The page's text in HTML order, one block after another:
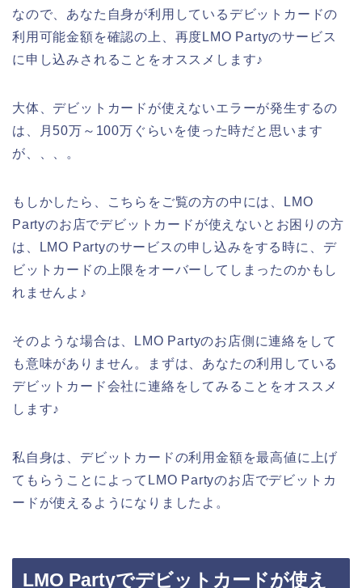
なので、あなた自身が利用しているデビットカードの
利用可能金額を確認の上、再度LMO Partyのサービス
に申し込みされることをオススメします♪
大体、デビットカードが使えないエラーが発生するの
は、月50万～100万ぐらいを使った時だと思います
が、、、。
もしかしたら、こちらをご覧の方の中には、LMO
Partyのお店でデビットカードが使えないとお困りの方
は、LMO Partyのサービスの申し込みをする時に、デ
ビットカードの上限をオーバーしてしまったのかもし
れませんよ♪
そのような場合は、LMO Partyのお店側に連絡をして
も意味がありません。まずは、あなたの利用している
デビットカード会社に連絡をしてみることをオススメ
します♪
私自身は、デビットカードの利用金額を最高値に上げ
てもらうことによってLMO Partyのお店でデビットカ
ードが使えるようになりましたよ。
LMO Partyでデビットカードが使え